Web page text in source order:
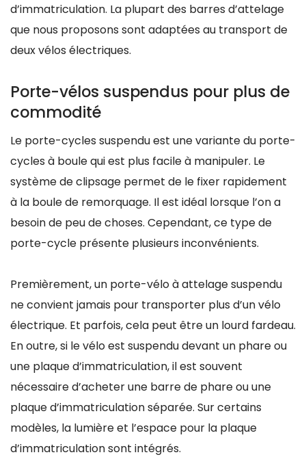
d’immatriculation. La plupart des barres d’attelage
que nous proposons sont adaptées au transport de
deux vélos électriques.
Porte-vélos suspendus pour plus de
commodité
Le porte-cycles suspendu est une variante du porte-
cycles à boule qui est plus facile à manipuler. Le
système de clipsage permet de le fixer rapidement
à la boule de remorquage. Il est idéal lorsque l’on a
besoin de peu de choses. Cependant, ce type de
porte-cycle présente plusieurs inconvénients.
Premièrement, un porte-vélo à attelage suspendu
ne convient jamais pour transporter plus d’un vélo
électrique. Et parfois, cela peut être un lourd fardeau.
En outre, si le vélo est suspendu devant un phare ou
une plaque d’immatriculation, il est souvent
nécessaire d’acheter une barre de phare ou une
plaque d’immatriculation séparée. Sur certains
modèles, la lumière et l’espace pour la plaque
d’immatriculation sont intégrés.